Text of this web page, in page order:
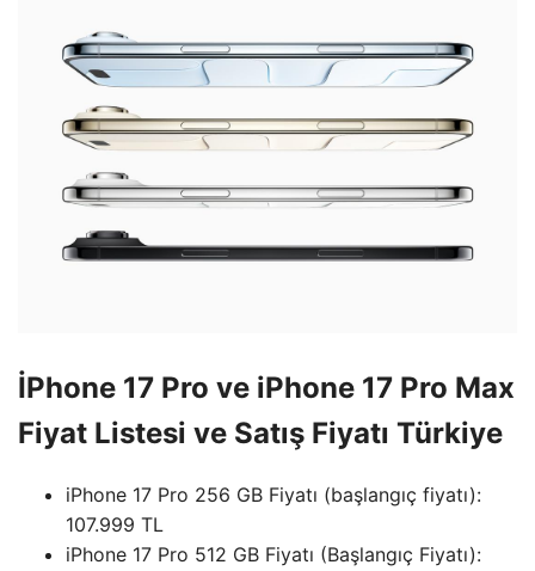
İPhone 17 Pro ve iPhone 17 Pro Max
Fiyat Listesi ve Satış Fiyatı Türkiye
iPhone 17 Pro 256 GB Fiyatı (başlangıç ​​fiyatı):
107.999 TL
iPhone 17 Pro 512 GB Fiyatı (Başlangıç ​​Fiyatı):